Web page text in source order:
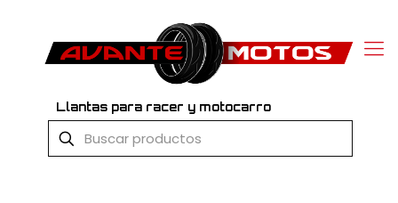
Llantas para racer y motocarro